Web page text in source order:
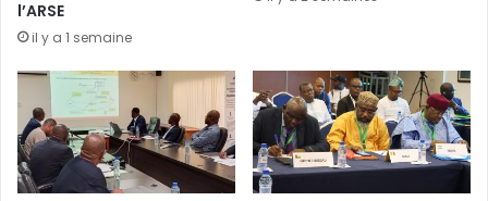
l’ARSE
il y a 1 semaine